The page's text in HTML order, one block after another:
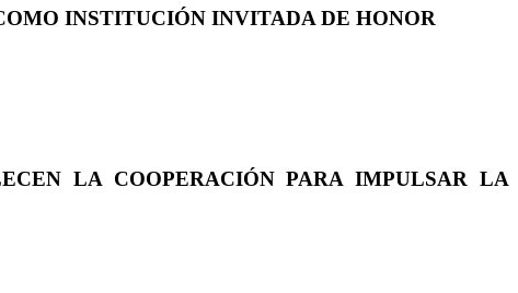
INSTITUCIÓN INVITADA DE HONOR
LA COOPERACIÓN PARA IMPULSAR LA